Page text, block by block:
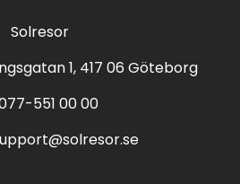
Solresor
1, 417 06 Göteborg
551 00 00